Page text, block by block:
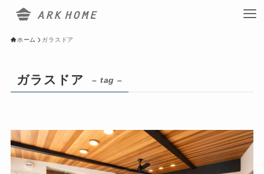
ホーム ガラスドア
ガラスドア – tag –